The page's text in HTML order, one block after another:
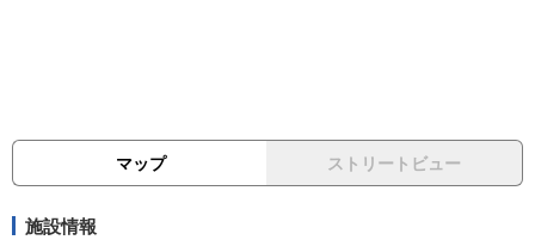
マップ ストリートビュー
施設情報